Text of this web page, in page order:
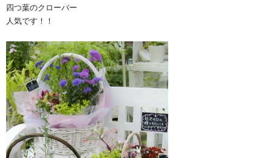
四つ葉のクローバー
人気です！！